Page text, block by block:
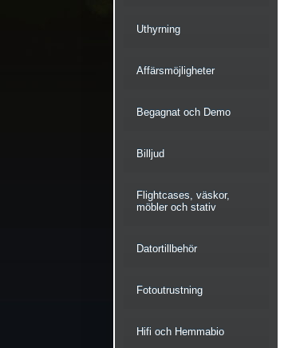
Uthyrning
Affärsmöjligheter
Begagnat och Demo
Billjud
Flightcases, väskor,
möbler och stativ
Datortillbehör
Fotoutrustning
Hifi och Hemmabio